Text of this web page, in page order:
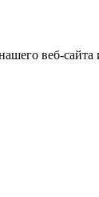
веб-сайта